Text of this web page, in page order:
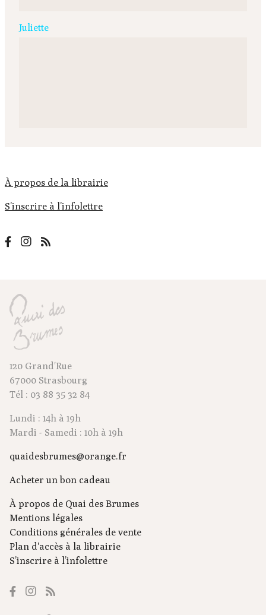
À propos de la librairie
S’inscrire à l’infolettre
Juliette
120 Grand'Rue
67000 Strasbourg
Tél : 03 88 35 32 84
Lundi : 14h à 19h
Mardi - Samedi : 10h à 19h
quaidesbrumes@orange.fr
Acheter un bon cadeau
À propos de Quai des Brumes
Mentions légales
Conditions générales de vente
Plan d'accès à la librairie
S’inscrire à l’infolettre